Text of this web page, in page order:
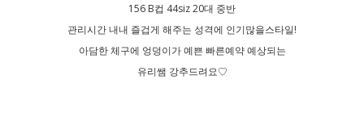
156 B컵 44siz 20대 중반
관리시간 내내 즐겁게 해주는 성격에 인기많을스타일!
아담한 체구에 엉덩이가 예쁜 빠른예약 예상되는
유리쌤 강추드려요♡